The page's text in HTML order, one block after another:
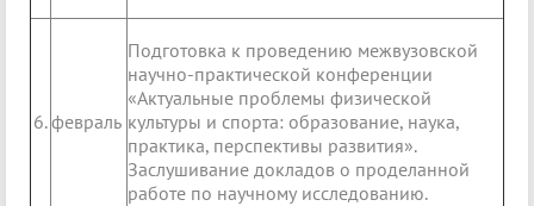
6.февраль
Подготовка к проведению межвузовской
научно-практической конференции
«Актуальные проблемы физической
культуры и спорта: образование, наука,
практика, перспективы развития».
Заслушивание докладов о проделанной
работе по научному исследованию.